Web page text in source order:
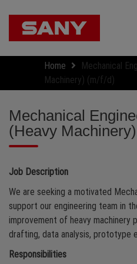
Home
Mechanical
Machinery) (m/f/d)
Mechanical
(Heavy
Job Description
We are seeking a motivated
support our engineering team in
improvement of heavy machinery
drafting, data analysis, prototype
Responsibilities